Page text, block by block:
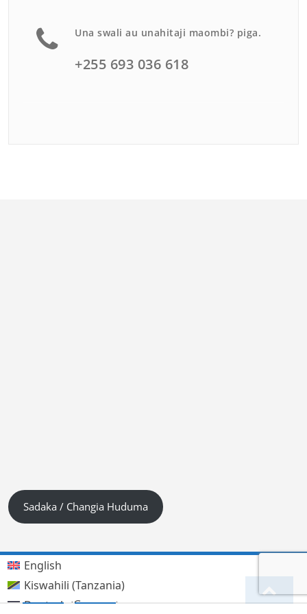
Una swali au unahitaji maombi? piga.
+255 693 036 618
Sadaka / Changia Huduma
English
Kiswahili (Tanzania)
Deutsch (German)